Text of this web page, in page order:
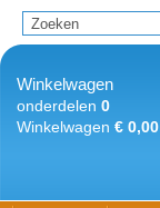
Winkelwagen
onderdelen 0
Winkelwagen € 0,00